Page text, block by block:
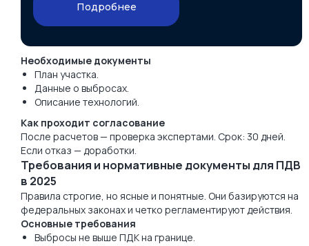
Подробнее
Необходимые документы
План участка.
Данные о выбросах.
Описание технологий.
Как проходит согласование
После расчетов — проверка экспертами. Срок: 30 дней.
Если отказ — доработки.
Требования и нормативные документы для ПДВ
в 2025
Правила строгие, но ясные и понятные. Они базируются на
федеральных законах и четко регламентируют действия.
Основные требования
Выбросы не выше ПДК на границе.